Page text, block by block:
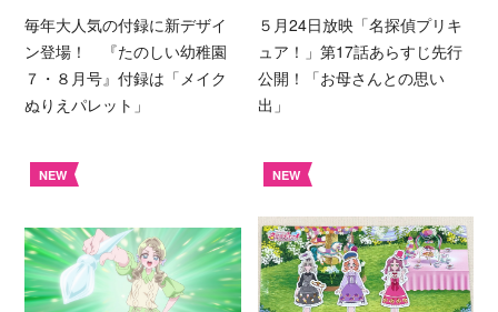
毎年大人気の付録に新デザイ
ン登場！ 『たのしい幼稚園
７・８月号』付録は「メイク
ぬりえパレット」
５月24日放映「名探偵プリキ
ュア！」第17話あらすじ先行
公開！「お母さんとの思い
出」
NEW NEW